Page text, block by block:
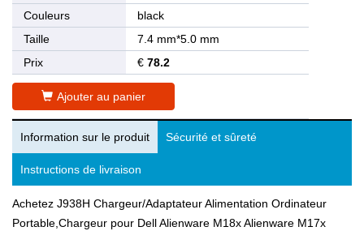
Couleurs
black
Taille
7.4 mm*5.0 mm
Prix
€ 78.2
Ajouter au panier
Information sur le produit Sécurité et sûreté
Instructions de livraison
Achetez J938H Chargeur/Adaptateur Alimentation Ordinateur
Portable,Chargeur pour Dell Alienware M18x Alienware M17x